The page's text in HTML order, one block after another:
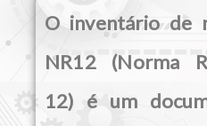
O inventário de
NR12 (Norma
12) é um